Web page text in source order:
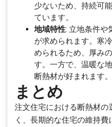
少ないため、持続可
ています。
地域特性: 立地条件や
が求められます。寒
められるため、厚み
す。一方で、温暖な
断熱材が好まれます。
まとめ
注文住宅における断熱材の
く、長期的な住宅の維持